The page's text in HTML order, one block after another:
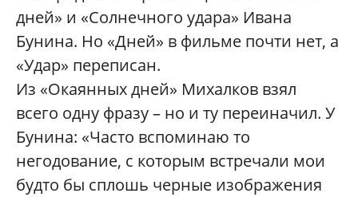
дней» и «Солнечного удара» Ивана
Бунина. Но «Дней» в фильме почти нет, а
«Удар» переписан.
Из «Окаянных дней» Михалков взял
всего одну фразу – но и ту переиначил. У
Бунина: «Часто вспоминаю то
негодование, с которым встречали мои
будто бы сплошь черные изображения